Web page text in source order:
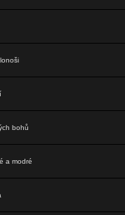
bohů
a modré